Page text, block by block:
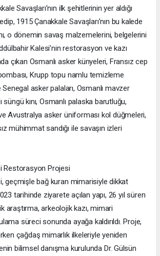
Savaşları’nın ilk şehitlerinin yer aldığı
1915 Çanakkale Savaşları’nın bu kalede
o dönemin savaş malzemelerini, belgelerini
Kalesi’nin restorasyon ve kazı
çıkan Osmanlı asker künyeleri, Fransız cep
Krupp topu namlu temizleme
Senegal asker palaları, Osmanlı mavzer
süngü kını, Osmanlı palaska barutluğu,
Avustralya asker üniforması kol düğmeleri,
mühimmat sandığı ile savaşın izleri
Restorasyon Projesi
geçmişle bağ kuran mimarisiyle dikkat
tarihinde ziyarete açılan yapı, 26 yıl süren
araştırma, arkeolojik kazı, mimari
süreci sonunda ayağa kaldırıldı. Proje,
çağdaş mimarlık ilkeleriyle yeniden
bilimsel danışma kurulunda Dr. Gülsün